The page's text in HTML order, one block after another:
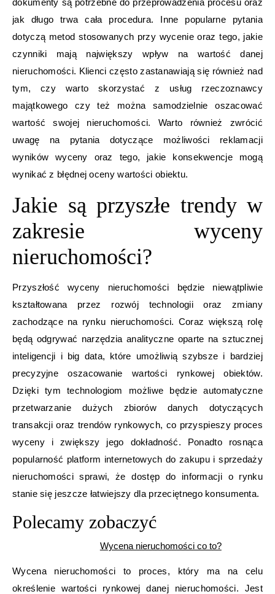
dokumenty są potrzebne do przeprowadzenia procesu oraz
jak długo trwa cała procedura. Inne popularne pytania
dotyczą metod stosowanych przy wycenie oraz tego, jakie
czynniki mają największy wpływ na wartość danej
nieruchomości. Klienci często zastanawiają się również nad
tym, czy warto skorzystać z usług rzeczoznawcy
majątkowego czy też można samodzielnie oszacować
wartość swojej nieruchomości. Warto również zwrócić
uwagę na pytania dotyczące możliwości reklamacji
wyników wyceny oraz tego, jakie konsekwencje mogą
wynikać z błędnej oceny wartości obiektu.
Jakie są przyszłe trendy w
zakresie wyceny
nieruchomości?
Przyszłość wyceny nieruchomości będzie niewątpliwie
kształtowana przez rozwój technologii oraz zmiany
zachodzące na rynku nieruchomości. Coraz większą rolę
będą odgrywać narzędzia analityczne oparte na sztucznej
inteligencji i big data, które umożliwią szybsze i bardziej
precyzyjne oszacowanie wartości rynkowej obiektów.
Dzięki tym technologiom możliwe będzie automatyczne
przetwarzanie dużych zbiorów danych dotyczących
transakcji oraz trendów rynkowych, co przyspieszy proces
wyceny i zwiększy jego dokładność. Ponadto rosnąca
popularność platform internetowych do zakupu i sprzedaży
nieruchomości sprawi, że dostęp do informacji o rynku
stanie się jeszcze łatwiejszy dla przeciętnego konsumenta.
Polecamy zobaczyć
Wycena nieruchomości co to?
Wycena nieruchomości to proces, który ma na celu
określenie wartości rynkowej danej nieruchomości. Jest